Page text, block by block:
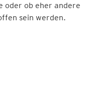
oder ob eher andere
sein werden.